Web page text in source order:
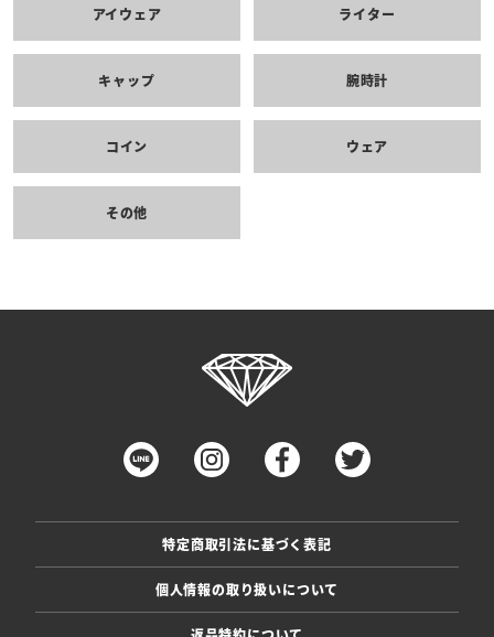
アイウェア ライター
キャップ 腕時計
コイン ウェア
その他
特定商取引法に基づく表記
個人情報の取り扱いについて